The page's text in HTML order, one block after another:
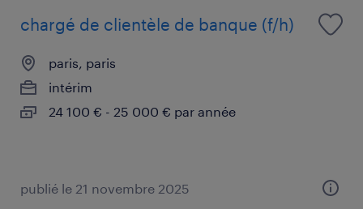
chargé de clientèle de banque (f/h)
paris, paris
intérim
24 100 € - 25 000 € par année
publié le 21 novembre 2025